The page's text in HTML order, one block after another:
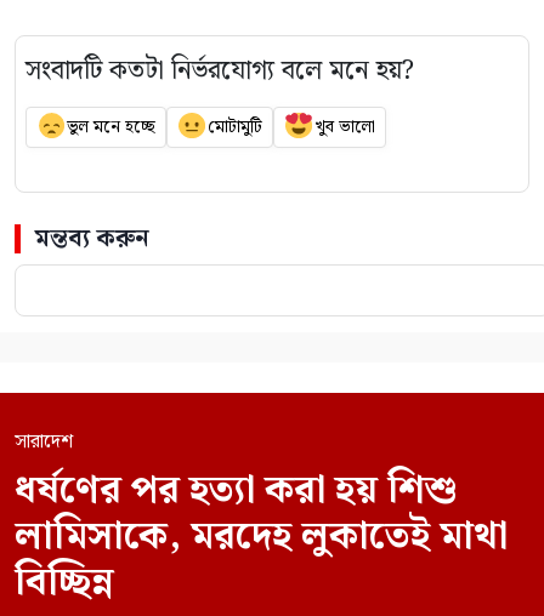
সংবাদটি কতটা নির্ভরযোগ্য বলে মনে হয়?
ভুল মনে হচ্ছে মোটামুটি খুব ভালো
মন্তব্য করুন
সারাদেশ
ধর্ষণের পর হত্যা করা হয় শিশু
লামিসাকে, মরদেহ লুকাতেই মাথা
বিচ্ছিন্ন